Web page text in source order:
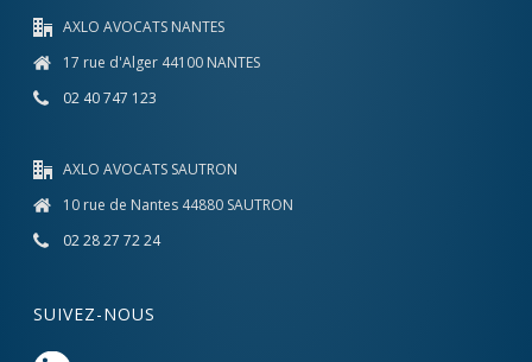
AXLO AVOCATS NANTES
17 rue d'Alger 44100 NANTES
02 40 747 123
AXLO AVOCATS SAUTRON
10 rue de Nantes 44880 SAUTRON
02 28 27 72 24
SUIVEZ-NOUS